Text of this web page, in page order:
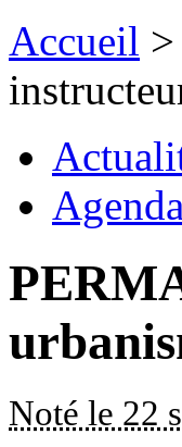
Accueil >
Agenda
Noté le 22